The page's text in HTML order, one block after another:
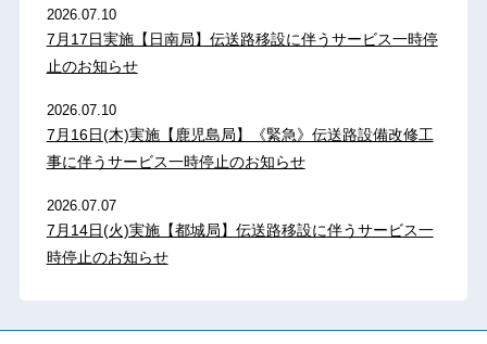
2026.07.10
7月17日実施【日南局】伝送路移設に伴うサービス一時停
止のお知らせ
2026.07.10
7月16日(木)実施【鹿児島局】《緊急》伝送路設備改修工
事に伴うサービス一時停止のお知らせ
2026.07.07
7月14日(火)実施【都城局】伝送路移設に伴うサービス一
時停止のお知らせ